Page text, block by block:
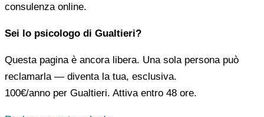
consulenza online.
Sei lo psicologo di Gualtieri?
Questa pagina è ancora libera. Una sola persona può
reclamarla — diventa la tua, esclusiva.
100€/anno per Gualtieri. Attiva entro 48 ore.